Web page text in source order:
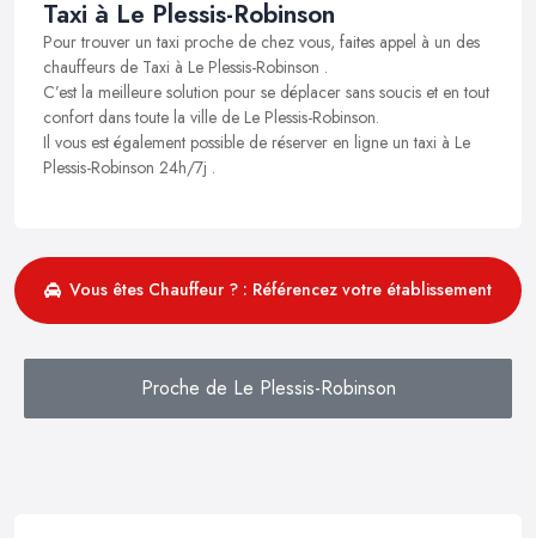
Taxi à Le Plessis-Robinson
Pour trouver un taxi proche de chez vous, faites appel à un des
chauffeurs de Taxi à Le Plessis-Robinson .
C’est la meilleure solution pour se déplacer sans soucis et en tout
confort dans toute la ville de Le Plessis-Robinson.
Il vous est également possible de réserver en ligne un taxi à Le
Plessis-Robinson 24h/7j .
Vous êtes Chauffeur ? : Référencez votre établissement
Proche de Le Plessis-Robinson